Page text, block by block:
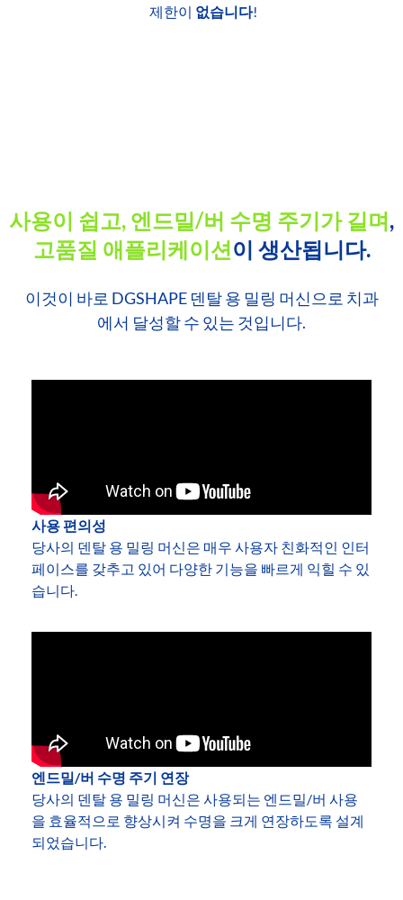
제한이 없습니다!
사용이 쉽고, 엔드밀/버 수명 주기가 길며,
고품질 애플리케이션이 생산됩니다.
이것이 바로 DGSHAPE 덴탈 용 밀링 머신으로 치과
에서 달성할 수 있는 것입니다.
사용 편의성
당사의 덴탈 용 밀링 머신은 매우 사용자 친화적인 인터
페이스를 갖추고 있어 다양한 기능을 빠르게 익힐 수 있
습니다.
엔드밀/버 수명 주기 연장
당사의 덴탈 용 밀링 머신은 사용되는 엔드밀/버 사용
을 효율적으로 향상시켜 수명을 크게 연장하도록 설계
되었습니다.